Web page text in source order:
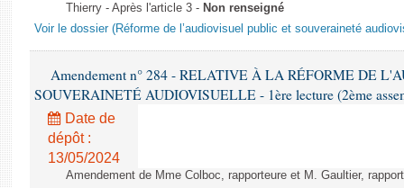
Thierry - Après l'article 3 - Non renseigné
Voir le dossier (Réforme de l’audiovisuel public et souveraineté
Amendement n° 284 - RELATIVE À LA RÉFORME DE
SOUVERAINETÉ AUDIOVISUELLE - 1ère lecture (2ème
Date de
dépôt :
13/05/2024
Amendement de Mme Colboc, rapporteure et M. Gaultier,